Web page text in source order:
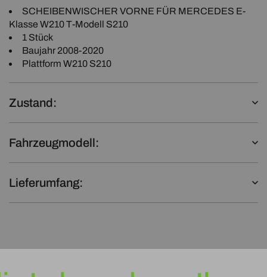
SCHEIBENWISCHER VORNE FÜR MERCEDES E-
Klasse W210 T-Modell S210
1 Stück
Baujahr 2008-2020
Plattform W210 S210
Zustand:
Fahrzeugmodell:
Lieferumfang: